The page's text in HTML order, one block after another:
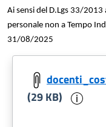
Ai sensi del D.Lgs 33/
personale non a Tempo
31/08/2025
(29 KB)